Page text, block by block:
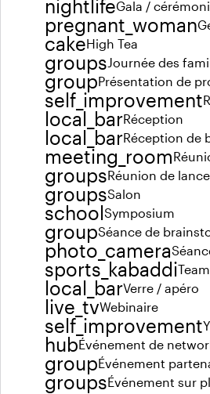
nightlifeGala /
pregnant_woman
cakeHigh Tea
groupsJournée des
groupPrésentation de
self_improvement
local_barRéception
local_barRéception de
meeting_room
groupsRéunion de
groupsSalon
schoolSymposium
groupSéance de
photo_camera
sports_kabaddi
local_barVerre / apéro
live_tvWebinaire
self_improvement
hubÉvénement de
groupÉvénement
groupsÉvénement sur